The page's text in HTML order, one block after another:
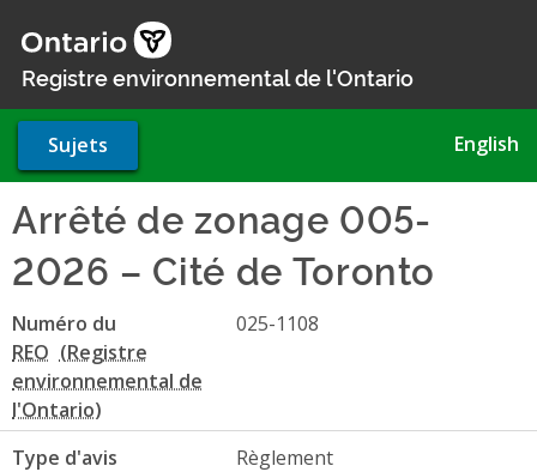
au
contenu
Registre environnemental de l'Ontario
Sujets English
Arrêté de zonage 005-
2026 – Cité de Toronto
Numéro du
REO
025-1108
Type d'avis
Règlement